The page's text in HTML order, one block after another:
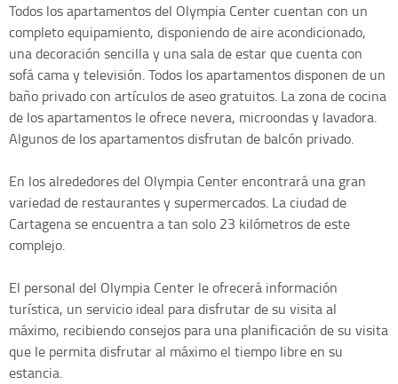
Todos los apartamentos del Olympia Center cuentan con un
completo equipamiento, disponiendo de aire acondicionado,
una decoración sencilla y una sala de estar que cuenta con
sofá cama y televisión. Todos los apartamentos disponen de un
baño privado con artículos de aseo gratuitos. La zona de cocina
de los apartamentos le ofrece nevera, microondas y lavadora.
Algunos de los apartamentos disfrutan de balcón privado.
En los alrededores del Olympia Center encontrará una gran
variedad de restaurantes y supermercados. La ciudad de
Cartagena se encuentra a tan solo 23 kilómetros de este
complejo.
El personal del Olympia Center le ofrecerá información
turística, un servicio ideal para disfrutar de su visita al
máximo, recibiendo consejos para una planificación de su visita
que le permita disfrutar al máximo el tiempo libre en su
estancia.